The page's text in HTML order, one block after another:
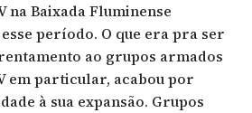
na Baixada Fluminense
período. O que era pra ser
ao grupos armados
em particular, acabou por
à sua expansão. Grupos